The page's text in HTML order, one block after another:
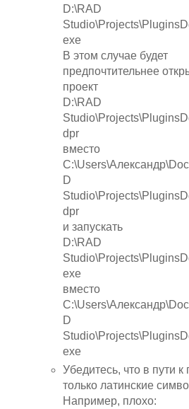
D:\RAD
exe
В этом случае будет
предпочтительнее
проект
D:\RAD
dpr
вместо
D
dpr
и запускать
D:\RAD
exe
вместо
D
exe
Убедитесь, что в пути к
только латинские
Например, плохо: